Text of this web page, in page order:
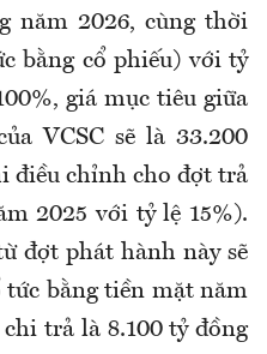
năm 2026, cùng thời
bằng cổ phiếu) với tỷ
giá mục tiêu giữa
VCSC sẽ là 33.200
điều chỉnh cho đợt trả
2025 với tỷ lệ 15%).
đợt phát hành này sẽ
bằng tiền mặt năm
trả là 8.100 tỷ đồng